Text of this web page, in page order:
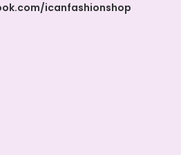
icanfashionshop